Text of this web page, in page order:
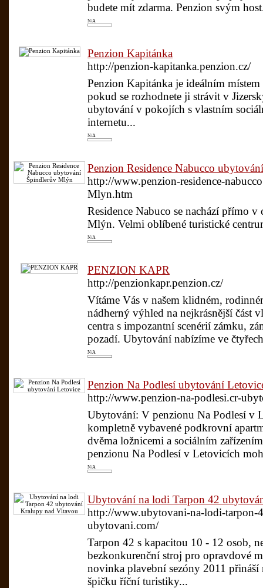
budete mít zdarma. Penzion svým
N/A
Penzion Kapitánka
http://penzion-kapitanka.penzion.cz/
Penzion Kapitánka je ideálním
pokud se rozhodnete ji strávit v
ubytování v pokojích s vlastním
internetu...
N/A
Penzion Residence Nabucco
http://www.penzion-residence-
Mlyn.htm
Residence Nabuco se nachází přímo
Mlýn. Velmi oblíbené turistické
N/A
PENZION KAPR
http://penzionkapr.penzion.cz/
Vítáme Vás v našem klidném,
nádherný výhled na nejkrásnější část
centra s impozantní scenérií zámku,
pozadí. Ubytování nabízíme ve
N/A
Penzion Na Podlesí ubytování
http://www.penzion-na-podlesi.cr-
Ubytování: V penzionu Na Podlesí v
kompletně vybavené podkrovní
dvěma ložnicemi a sociálním
penzionu Na Podlesí v Letovicích
N/A
Ubytování na lodi Tarpon 42
http://www.ubytovani-na-lodi-tarpon-
ubytovani.com/
Tarpon 42 s kapacitou 10 - 12 osob,
bezkonkurenční stroj pro opravdové
novinka plavební sezóny 2011
špičku říční turistiky...